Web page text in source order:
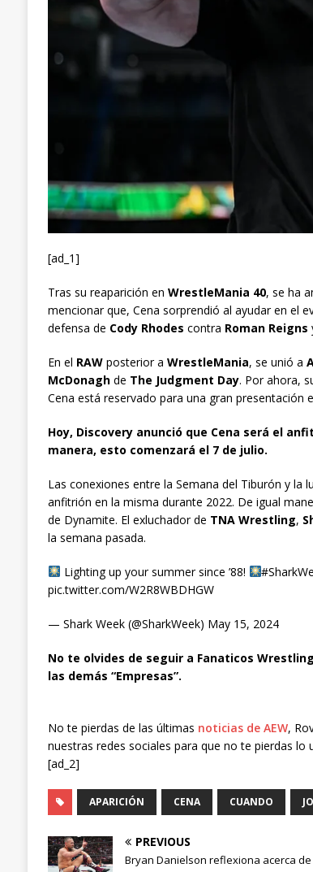
[ad_1]
Tras su reaparición en WrestleMania 40, se ha
mencionar que, Cena sorprendió al ayudar en el
defensa de Cody Rhodes contra Roman Reigns
En el RAWposterior a WrestleMania, se unió a
McDonaghde The Judgment Day. Por ahora,
Cena está reservado para una gran presentación
Hoy, Discovery anunció que Cena será el
manera, esto comenzará el 7 de julio.
Las conexiones entre la Semana del Tiburón y la
anfitrión en la misma durante 2022. De igual
de Dynamite. El exluchador de TNA Wrestling,
la semana pasada.
Lighting up your summer since ’88!
pic.twitter.com/W2R8WBDHGW
— Shark Week (@SharkWeek) May 15, 2024
No te olvides de seguir a Fanaticos
las demás “Empresas”.
No te pierdas de las últimas noticias de AEW,
nuestras redes sociales para que no te pierdas
[ad_2]
APARICIÓN CENA CUANDO
PREVIOUS
Bryan Danielson reflexiona acerca